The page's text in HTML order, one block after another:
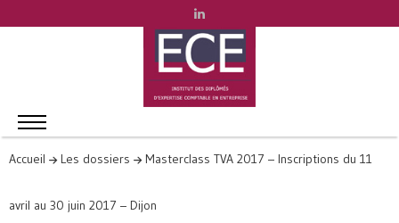
Accueil Les dossiers Masterclass TVA 2017 – Inscriptions du 11
avril au 30 juin 2017 – Dijon